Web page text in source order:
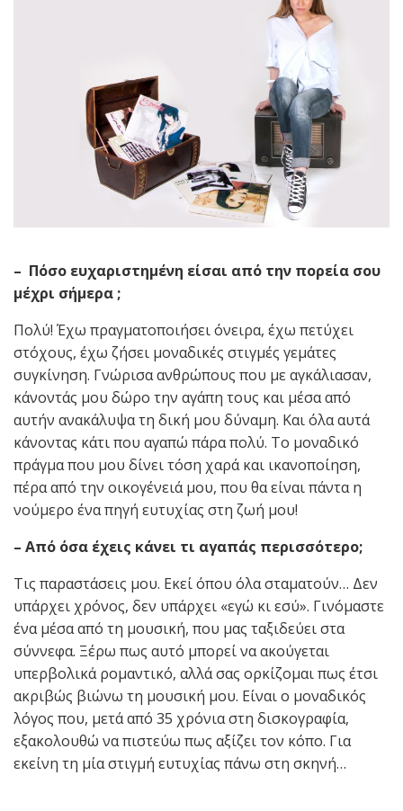
– Πόσο ευχαριστημένη είσαι από την πορεία σου
μέχρι σήμερα ;
Πολύ! Έχω πραγματοποιήσει όνειρα, έχω πετύχει
στόχους, έχω ζήσει μοναδικές στιγμές γεμάτες
συγκίνηση. Γνώρισα ανθρώπους που με αγκάλιασαν,
κάνοντάς μου δώρο την αγάπη τους και μέσα από
αυτήν ανακάλυψα τη δική μου δύναμη. Και όλα αυτά
κάνοντας κάτι που αγαπώ πάρα πολύ. Το μοναδικό
πράγμα που μου δίνει τόση χαρά και ικανοποίηση,
πέρα από την οικογένειά μου, που θα είναι πάντα η
νούμερο ένα πηγή ευτυχίας στη ζωή μου!
– Από όσα έχεις κάνει τι αγαπάς περισσότερο;
Τις παραστάσεις μου. Εκεί όπου όλα σταματούν… Δεν
υπάρχει χρόνος, δεν υπάρχει «εγώ κι εσύ». Γινόμαστε
ένα μέσα από τη μουσική, που μας ταξιδεύει στα
σύννεφα. Ξέρω πως αυτό μπορεί να ακούγεται
υπερβολικά ρομαντικό, αλλά σας ορκίζομαι πως έτσι
ακριβώς βιώνω τη μουσική μου. Είναι ο μοναδικός
λόγος που, μετά από 35 χρόνια στη δισκογραφία,
εξακολουθώ να πιστεύω πως αξίζει τον κόπο. Για
εκείνη τη μία στιγμή ευτυχίας πάνω στη σκηνή…